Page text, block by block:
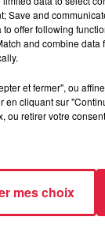
de Dambach
Save and
offer following
and combine
et fermer", ou
en cliquant sur
ou retirer votre
mes choix